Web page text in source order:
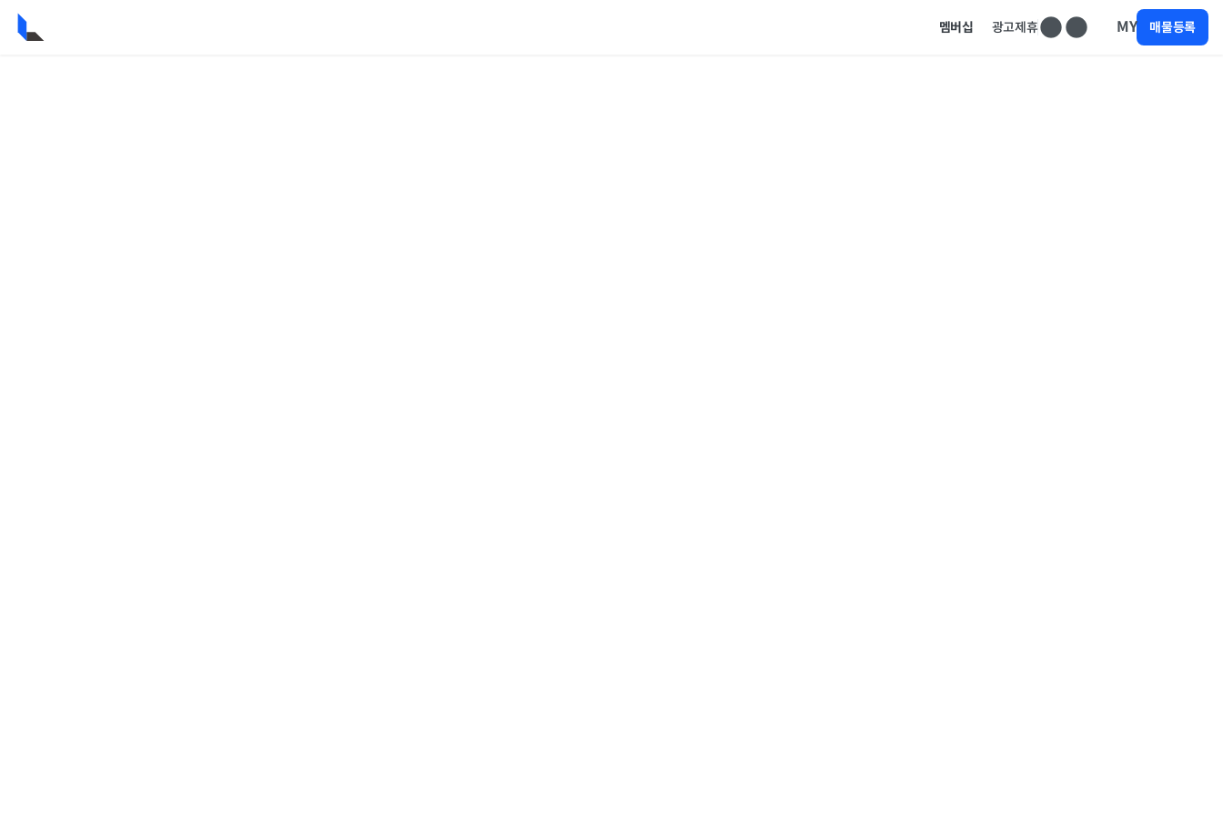
멤버십 광고제휴 MY 매물등록